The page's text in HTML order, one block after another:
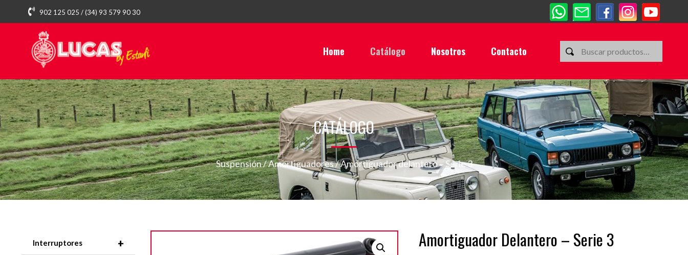
902 125 025 / (34) 93 579 90 30
Home Catálogo Nosotros Contacto
CATÁLOGO
Suspensión/Amortiguadores/ Amortiguador delantero – Serie 3
+
Interruptores Amortiguador Delantero – Serie 3